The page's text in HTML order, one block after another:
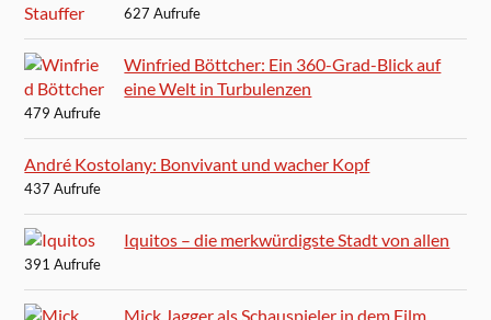
627 Aufrufe
Winfried Böttcher: Ein 360-Grad-Blick auf
eine Welt in Turbulenzen
479 Aufrufe
André Kostolany: Bonvivant und wacher Kopf
437 Aufrufe
Iquitos – die merkwürdigste Stadt von allen
391 Aufrufe
Mick Jagger als Schauspieler in dem Film